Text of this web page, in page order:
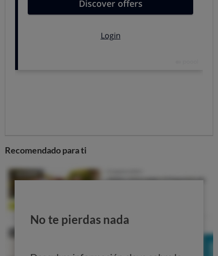
nervioso y los del sistema endocrino, como vemos en el
gráfico de abajo. Si pulsas sobre la interrogación en cada
que están englobados en esas categorías. No es de
¿Cuáles son las causas de los problemas de
cuando en la farmacia nos responden que no tienen o no
han recibido nuestro medicamento. ¿Por qué motivo?
Recomendado para ti
No te pierdas nada